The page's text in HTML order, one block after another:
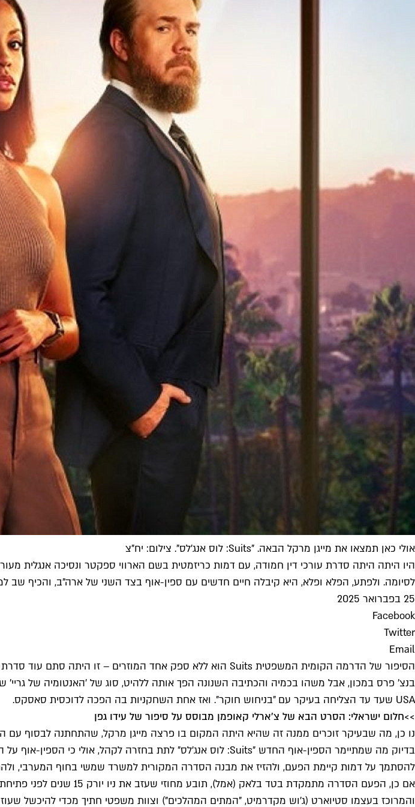
אולי כאן תמצאו את מייגן מרקל הבאה. "Suits: לוס אנג'לס". צילום: יח"צ
לסיומה. ולפתע, הפלא ופלא, היא קיבלה חיים חדשים עם ספין-אוף בצד השני של ארה"ב, והכיף שב
25 בפברואר 2025
Facebook
Twitter
Email
USA שעד עד הצליחה בעיקר עם "בניחוש חוקר". ואז אחת השחקניות בה הפכה לדוכסית סאסקס.
>>חלום ישראלי: הסרט הבא של צ'ארלי קאופמן מבוסס על סיפור של עידו גפן
נו כן, מה שבעיקר זוכרים ממנה זה שהיא היתה המקום בו פרצה מייגן מרקל, שהתחתנה לבסוף
להסתמך על דמות קיימת הפעם, ולהזיז את מבנה הסדרה המקורית למשרד שמשי בחוף המערבי,
אם כן, הפעם הסדרה מתמקדת
והמרוכז בעצמו סטיוארט (ג'וש מקדרמיט, "המתים המהלכים") וצוות משפטי חתיך מכדי להיכשל